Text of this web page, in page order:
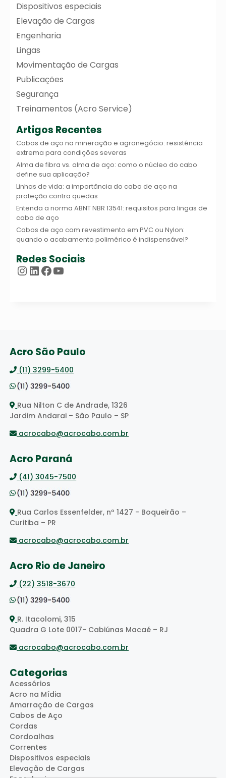
Dispositivos especiais
Elevação de Cargas
Engenharia
Lingas
Movimentação de Cargas
Publicações
Segurança
Treinamentos (Acro Service)
Artigos Recentes
Cabos de aço na mineração e agronegócio: resistência
extrema para condições severas
Alma de fibra vs. alma de aço: como o núcleo do cabo
define sua aplicação?
Linhas de vida: a importância do cabo de aço na
proteção contra quedas
Entenda a norma ABNT NBR 13541: requisitos para lingas de
cabo de aço
Cabos de aço com revestimento em PVC ou Nylon:
quando o acabamento polimérico é indispensável?
Redes Sociais
Instagram
LinkedIn
Facebook
Youtube
Acro São Paulo
(11) 3299-5400
Rua Nilton C de Andrade, 1326
Jardim Andarai – São Paulo – SP
acrocabo@acrocabo.com.br
Acro Paraná
(41) 3045-7500
Rua Carlos Essenfelder, nº 1427 - Boqueirão –
Curitiba – PR
acrocabo@acrocabo.com.br
Acro Rio de Janeiro
(22) 3518-3670
R. Itacolomi, 315
Quadra G Lote 0017- Cabiúnas Macaé – RJ
acrocabo@acrocabo.com.br
Categorias
Acessórios
Acro na Mídia
Amarração de Cargas
Cabos de Aço
Cordas
Cordoalhas
Correntes
Dispositivos especiais
Elevação de Cargas